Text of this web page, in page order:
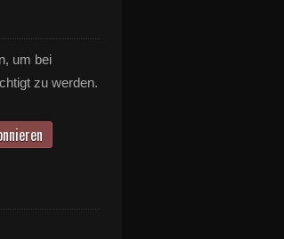
um bei
zu werden.